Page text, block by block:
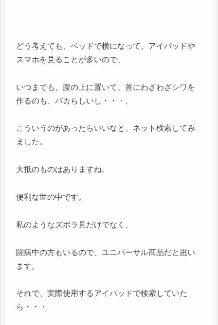
どう考えても、ベッドで横になって、アイパッドや
スマホを見ることが多いので、
いつまでも、腹の上に置いて、首にわざわざシワを
作るのも、バカらしいし・・・、
こういうのがあったらいいなと、ネット検索してみ
ました。
大抵のものはありますね。
便利な世の中です。
私のようなズボラ見だけでなく、
闘病中の方もいるので、ユニバーサル商品だと思い
ます。
それで、実際使用するアイパッドで検索していた
ら・・・